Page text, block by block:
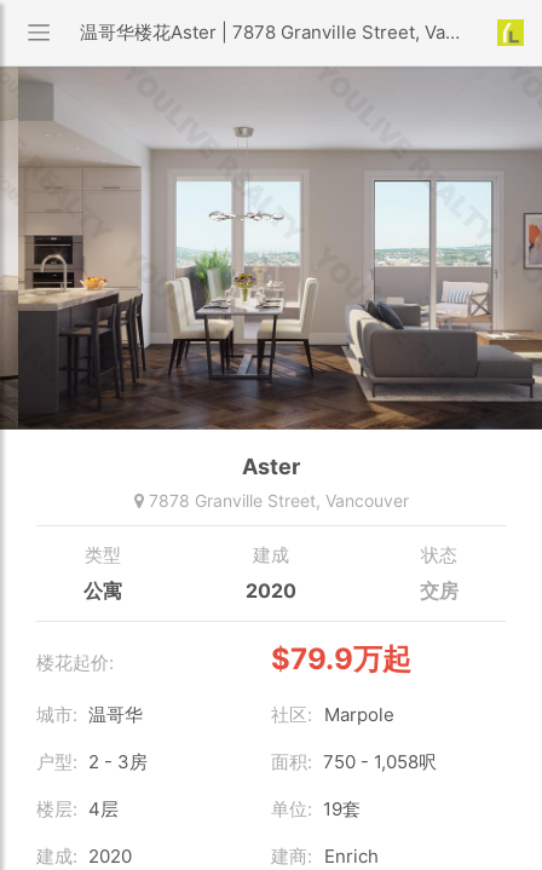
温哥华楼花Aster | 7878 Granville Street, Vancouver
Aster
7878 Granville Street, Vancouver
类型
公寓
建成
2020
状态
交房
楼花起价: $79.9万起
城市: 温哥华 社区: Marpole
户型: 2 - 3房 面积: 750 - 1,058呎
楼层: 4层 单位: 19套
建成: 2020 建商: Enrich